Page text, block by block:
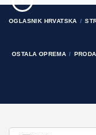
12.100 EUR
OGLASNIK HRVATSKA
OSTALA OPREMA